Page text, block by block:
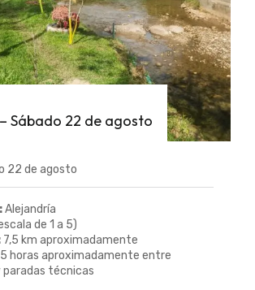
Sábado 22 de agosto
22 de agosto
Alejandría
de 1 a 5)
7,5 km aproximadamente
5 horas aproximadamente entre
técnicas